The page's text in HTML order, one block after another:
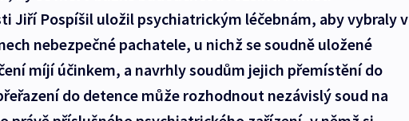
Jiří Pospíšil uložil psychiatrickým léčebnám, aby vybraly v
nebezpečné pachatele, u nichž se soudně uložené
míjí účinkem, a navrhly soudům jejich přemístění do
do detence může rozhodnout nezávislý soud na